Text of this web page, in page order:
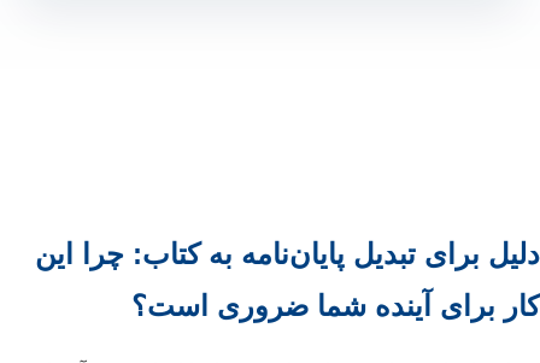
دلیل برای تبدیل پایان‌نامه به کتاب: چرا این
کار برای آینده شما ضروری است؟